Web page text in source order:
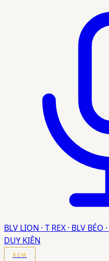
BLV LION · T REX · BLV BÉO
DUY KIÊN
XEM